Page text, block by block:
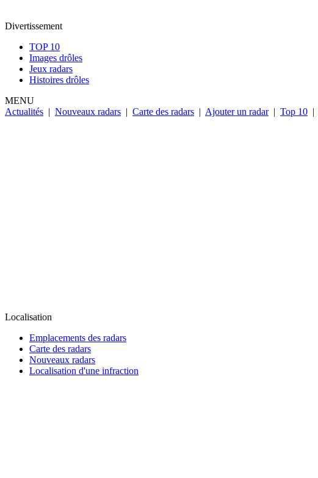
Divertissement
TOP 10
Images drôles
Jeux radars
Histoires drôles
MENU
Actualités | Nouveaux radars | Carte des radars | Ajouter un radar | Top 10 |
Localisation
Emplacements des radars
Carte des radars
Nouveaux radars
Localisation d'une infraction